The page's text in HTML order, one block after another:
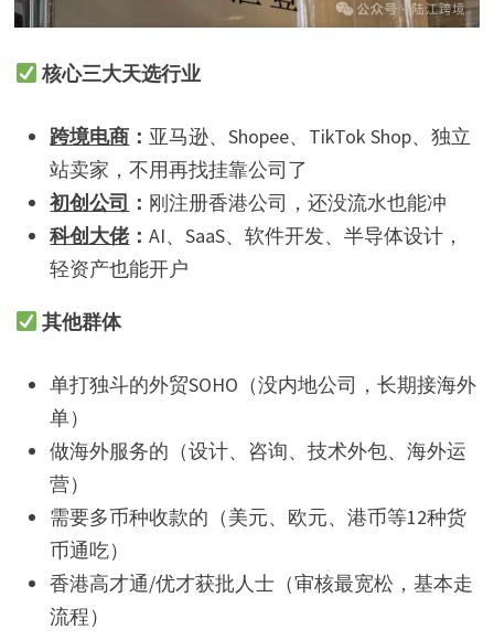
核心三大天选行业
跨境电商 ： 亚马逊、Shopee、TikTok Shop、独立
站卖家，不用再找挂靠公司了
初创公司 ： 刚注册香港公司，还没流水也能冲
科创大佬 ：AI、SaaS、软件开发、半导体设计，
轻资产也能开户
其他群体
单打独斗的外贸SOHO（没内地公司，长期接海外
单）
做海外服务的（设计、咨询、技术外包、海外运
营）
需要多币种收款的（美元、欧元、港币等12种货
币通吃）
香港高才通/优才获批人士（审核最宽松，基本走
流程）